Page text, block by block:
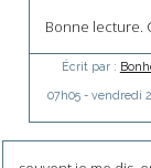
Bonne lecture.
Écrit par :
07h05- vendredi